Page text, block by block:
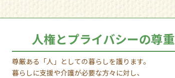
人権とプライバシーの尊重
尊厳ある「人」としての暮らしを護ります。
暮らしに支援や介護が必要な方々に対し、